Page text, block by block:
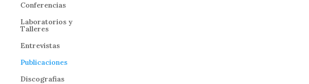
Conferencias
Laboratorios y
Talleres
Entrevistas
Publicaciones
Discografias